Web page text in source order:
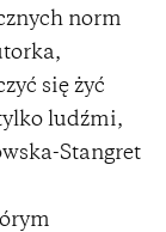
norm
się żyć
ludźmi,
Stangret